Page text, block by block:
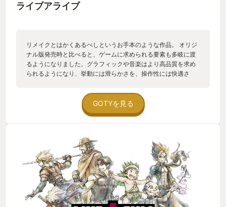
ライブアライブ
リメイクとはかくあるべしというお手本のような作品。 オリジ
ナル版発売時と比べると、ゲームに求められる要素も多岐に渡
るようになりました。グラフィックや音楽はより高品質を求め
られるようになり、挙動には滑らかさを、操作性には快適さ
す。 そうした現代の基準として要求される要素を、見事に満た
して蘇った傑作リメイクと言えるでしょう。 特に音声、もっと
言うなら選ばれた声優陣の顔ぶれ。豪華さもさることながら、
イク作品に求められるブラッシュアップを万全にこなし、かつ
ては小学館とのコラボで行っていた「夢の競演」という特徴
を、妥協のない声優選出により再現した、見事なゲームだと言
えましょう。
GOTYを見る